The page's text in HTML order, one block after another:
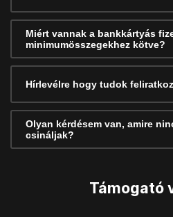
Miért vannak a bankkártyás
minimumösszegekhez kötve?
Hírlevélre hogy tudok
Olyan kérdésem van, amire
csináljak?
Támogató